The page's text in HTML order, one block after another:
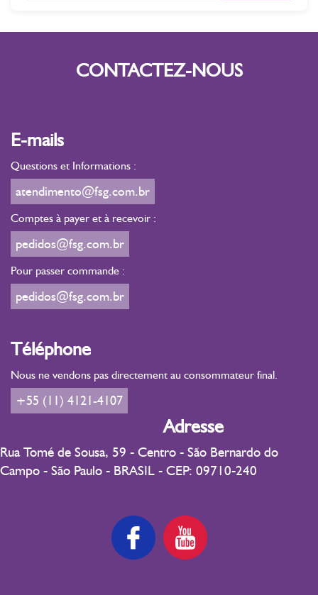
CONTACTEZ-NOUS
E-mails
Questions et Informations :
atendimento@fsg.com.br
Comptes à payer et à recevoir :
pedidos@fsg.com.br
Pour passer commande :
pedidos@fsg.com.br
Téléphone
Nous ne vendons pas directement au consommateur final.
+55 (11) 4121-4107
Adresse
Rua Tomé de Sousa, 59 - Centro - São Bernardo do
Campo - São Paulo - BRASIL - CEP: 09710-240